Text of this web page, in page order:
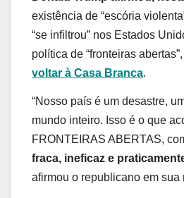
existência de “escória
“se infiltrou” nos Estados
política de “fronteiras
voltar à Casa Branca.
“Nosso país é um desastre,
mundo inteiro. Isso é o que
FRONTEIRAS ABERTAS,
fraca, ineficaz e
afirmou o republicano em sua